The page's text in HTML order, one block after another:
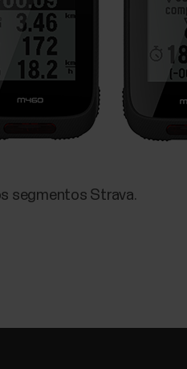
segmentos Strava.